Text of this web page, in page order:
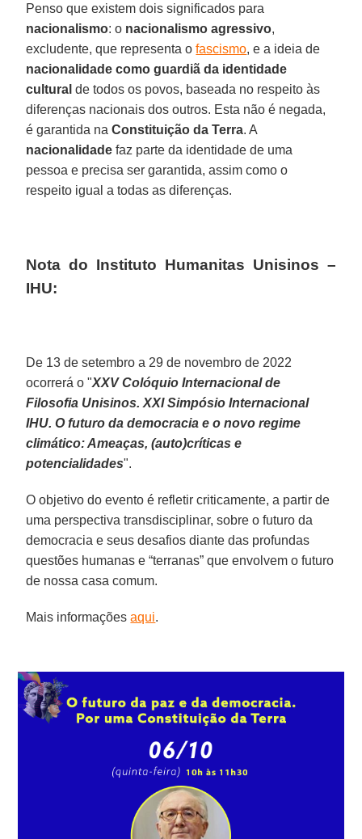
Penso que existem dois significados para
nacionalismo: o nacionalismo agressivo,
excludente, que representa ofascismo, e a ideia de
nacionalidade como guardiã da identidade
cultural de todos os povos, baseada no respeito às
diferenças nacionais dos outros. Esta não é negada,
é garantida naConstituição da Terra. A
nacionalidade faz parte da identidade de uma
pessoa e precisa ser garantida, assim como o
respeito igual a todas as diferenças.
Nota do Instituto Humanitas Unisinos –
IHU:
De 13 de setembro a 29 de novembro de 2022
ocorrerá o "XXV Colóquio Internacional de
Filosofia Unisinos. XXI Simpósio Internacional
IHU. O futuro da democracia e o novo regime
climático: Ameaças, (auto)críticas e
potencialidades".
O objetivo do evento é refletir criticamente, a partir de
uma perspectiva transdisciplinar, sobre o futuro da
democracia e seus desafios diante das profundas
questões humanas e “terranas” que envolvem o futuro
de nossa casa comum.
Mais informaçõesaqui.